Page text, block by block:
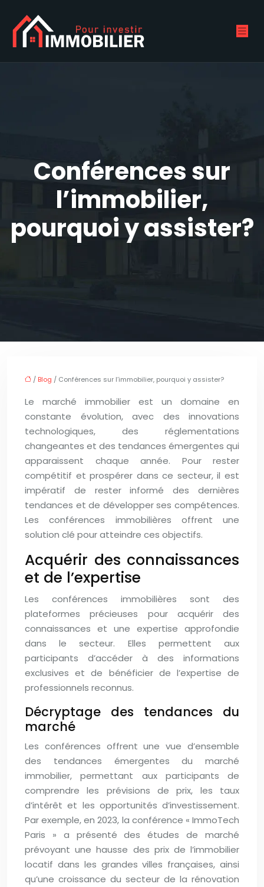
Conférences sur
l’immobilier,
pourquoi y assister?
/ Blog / Conférences sur l’immobilier, pourquoi y assister?
Le marché immobilier est un domaine en
constante évolution, avec des innovations
technologiques, des réglementations
changeantes et des tendances émergentes qui
apparaissent chaque année. Pour rester
compétitif et prospérer dans ce secteur, il est
impératif de rester informé des dernières
tendances et de développer ses compétences.
Les conférences immobilières offrent une
solution clé pour atteindre ces objectifs.
Acquérir des connaissances
et de l’expertise
Les conférences immobilières sont des
plateformes précieuses pour acquérir des
connaissances et une expertise approfondie
dans le secteur. Elles permettent aux
participants d’accéder à des informations
exclusives et de bénéficier de l’expertise de
professionnels reconnus.
Décryptage des tendances du
marché
Les conférences offrent une vue d’ensemble
des tendances émergentes du marché
immobilier, permettant aux participants de
comprendre les prévisions de prix, les taux
d’intérêt et les opportunités d’investissement.
Par exemple, en 2023, la conférence « ImmoTech
Paris » a présenté des études de marché
prévoyant une hausse des prix de l’immobilier
locatif dans les grandes villes françaises, ainsi
qu’une croissance du secteur de la rénovation